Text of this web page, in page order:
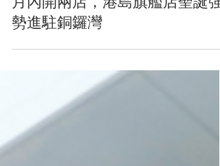
Insta360十週年重磅消息！兩個
月內開兩店，港島旗艦店聖誕強
勢進駐銅鑼灣